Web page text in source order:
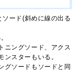
ード(斜めに線の出る
ニングソード、アクス
スターもいる。
グソードもソードと同